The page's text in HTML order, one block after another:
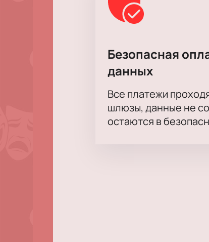
Безопасная
данных
Все платежи
шлюзы, данные не
остаются в